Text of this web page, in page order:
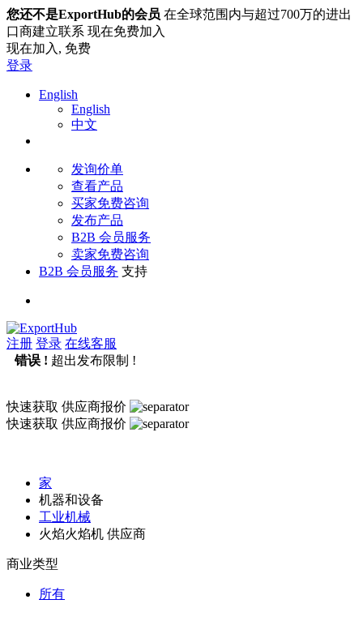
您还不是ExportHub的会员 在全球范围内与超过700万的进出
口商建立联系 现在免费加入
现在加入, 免费
登录
English
English
中文
发询价单
查看产品
买家免费咨询
发布产品
B2B 会员服务
卖家免费咨询
B2B 会员服务 支持
注册 登录 在线客服
错误 ! 超出发布限制 !
快速获取 供应商报价
快速获取 供应商报价
家
机器和设备
工业机械
火焰火焰机 供应商
商业类型
所有